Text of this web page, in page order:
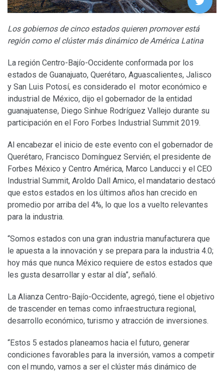
Los gobiernos de cinco estados quieren promover está
región como el clúster más dinámico de América Latina
La región Centro-Bajío-Occidente conformada por los
estados de Guanajuato, Querétaro, Aguascalientes, Jalisco
y San Luis Potosí, es considerado el motor económico e
industrial de México, dijo el gobernador de la entidad
guanajuatense, Diego Sinhue Rodríguez Vallejo durante su
participación en el Foro Forbes Industrial Summit 2019.
Al encabezar el inicio de este evento con el gobernador de
Querétaro, Francisco Domínguez Servién; el presidente de
Forbes México y Centro América, Marco Landucci y el CEO
Industrial Summit, Aroldo Dall Amico, el mandatario destacó
que estos estados en los últimos años han crecido en
promedio por arriba del 4%, lo que los a vuelto relevantes
para la industria.
“Somos estados con una gran industria manufacturera que
le apuesta a la innovación y se prepara para la industria 4.0;
hoy más que nunca México requiere de estos estados que
les gusta desarrollar y estar al día”, señaló.
La Alianza Centro-Bajío-Occidente, agregó, tiene el objetivo
de trascender en temas como infraestructura regional,
desarrollo económico, turismo y atracción de inversiones.
“Estos 5 estados planeamos hacia el futuro, generar
condiciones favorables para la inversión, vamos a competir
con el mundo, vamos a ser el clúster más dinámico de